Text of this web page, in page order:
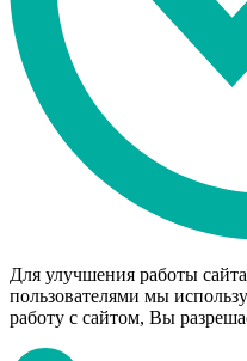
Для улучшения работы
пользователями мы
работу с сайтом, Вы